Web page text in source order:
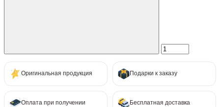
Оригинальная продукция Подарки к заказу
Оплата при получении Бесплатная доставка